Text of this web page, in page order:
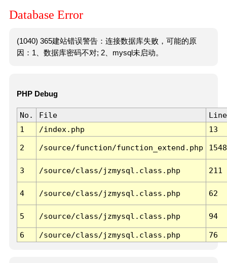
Database Error
(1040) 365建站错误警告：连接数据库失败，可能的原
因：1、数据库密码不对; 2、mysql未启动。
PHP Debug
No. File
Line
1
/index.php 13
2 /source/function/function_extend.php 1548
3 /source/class/jzmysql.class.php 211
4 /source/class/jzmysql.class.php 62
5 /source/class/jzmysql.class.php 94
6 /source/class/jzmysql.class.php 76